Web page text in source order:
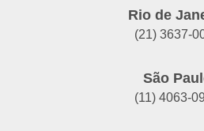
Rio de
(21) 3637-
São
(11) 4063-